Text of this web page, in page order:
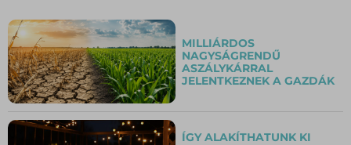
MILLIÁRDOS
NAGYSÁGRENDŰ
ASZÁLYKÁRRAL
JELENTKEZNEK A GAZDÁK
ÍGY ALAKÍTHATUNK KI